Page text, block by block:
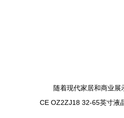
随着现代家居和商业
CE OZ2ZJ18 32-65英寸液